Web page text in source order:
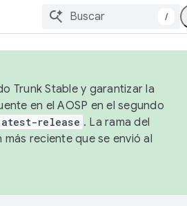
/
Trunk Stable y garantizar la
en el AOSP en el segundo
release . La rama del
reciente que se envió al